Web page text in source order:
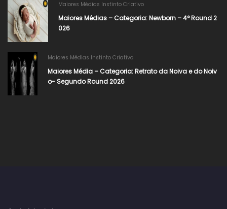
Maiores Médias Instinto Criativo
Maiores Médias – Categoria: Newborn – 4° Round 2
026​
Maiores Médias Instinto Criativo
Maiores Média – Categoria: Retrato da Noiva e do Noiv
o- Segundo Round 2026​